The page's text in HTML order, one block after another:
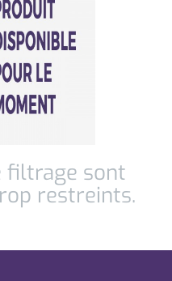
filtrage sont
restreints.